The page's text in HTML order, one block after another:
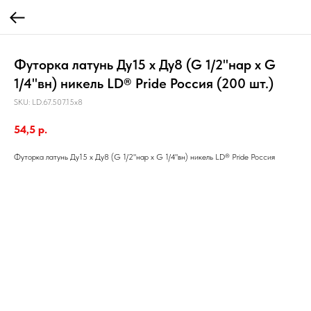
Футорка латунь Ду15 х Ду8 (G 1/2"нар х G
1/4"вн) никель LD® Pride Россия (200 шт.)
SKU: LD.67.507.15х8
54,5 р.
Футорка латунь Ду15 х Ду8 (G 1/2"нар х G 1/4"вн) никель LD® Pride Россия